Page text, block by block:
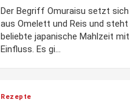
Der Begriff Omuraisu setzt
aus Omelett und Reis und
beliebte japanische Mahlzeit
Einfluss. Es gi...
Rezepte